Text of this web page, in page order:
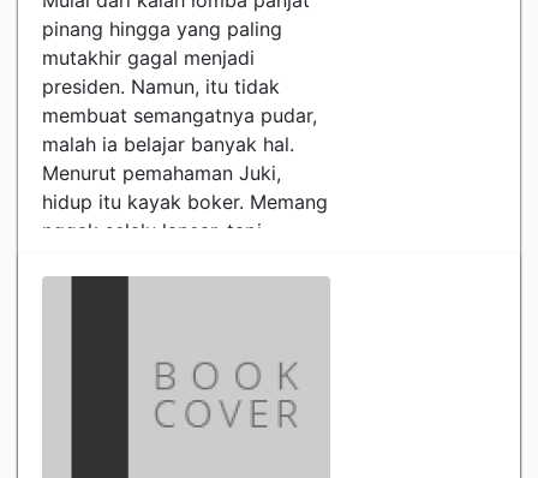
pinang hingga yang paling
mutakhir gagal menjadi
presiden. Namun, itu tidak
membuat semangatnya pudar,
malah ia belajar banyak hal.
Menurut pemahaman Juki,
hidup itu kayak boker. Memang
nggak selalu lancar, tapi